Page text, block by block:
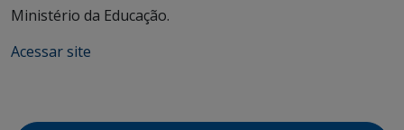
Ministério da Educação.
Acessar site